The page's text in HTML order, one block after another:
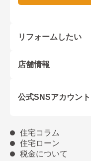
リフォームしたい
店舗情報
公式SNSアカウント
住宅コラム
住宅ローン
税金について